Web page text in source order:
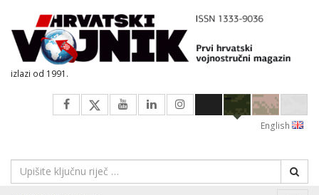
izlazi od 1991.
English